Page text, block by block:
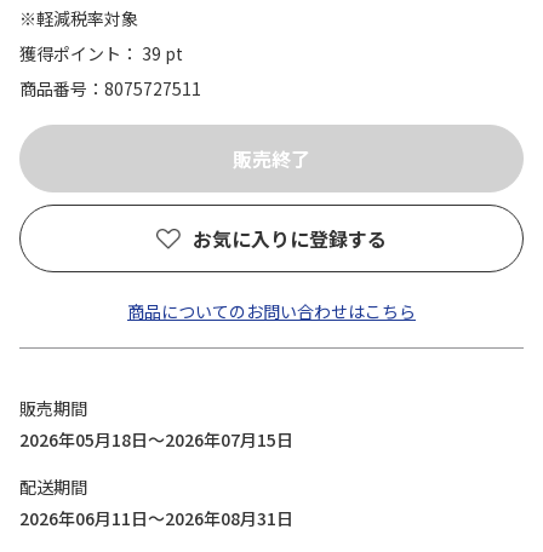
※軽減税率対象
獲得ポイント： 39 pt
商品番号
8075727511
お気に入りに登録する
商品についてのお問い合わせはこちら
販売期間
2026年05月18日～2026年07月15日
配送期間
2026年06月11日～2026年08月31日